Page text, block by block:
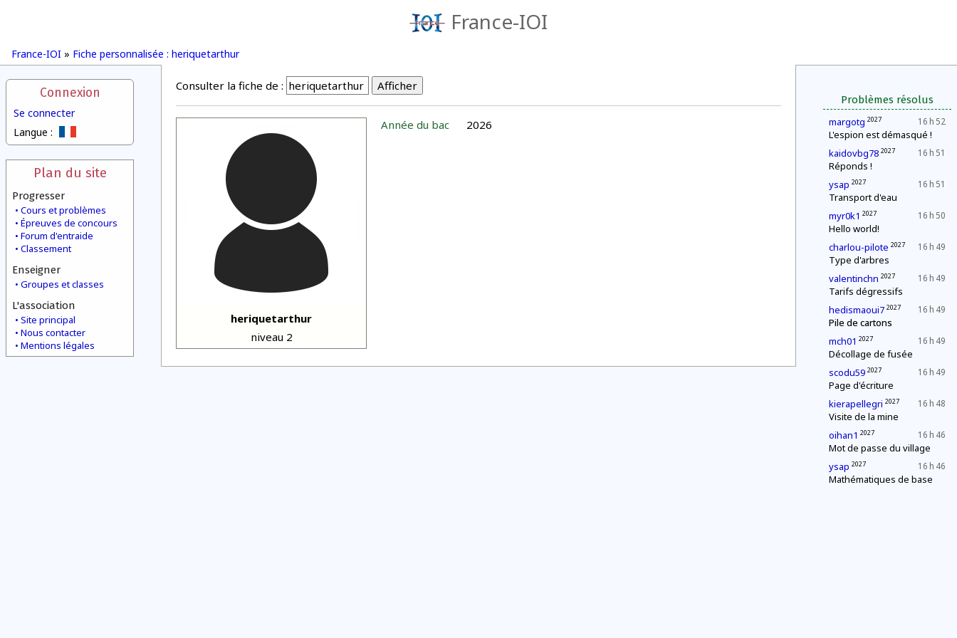
France-IOI
France-IOI » Fiche personnalisée : heriquetarthur
Connexion
Se connecter
Langue :
Plan du site
Progresser
Cours et problèmes
Épreuves de concours
Forum d'entraide
Classement
Enseigner
Groupes et classes
L'association
Site principal
Nous contacter
Mentions légales
Problèmes résolus
16 h 52
margotg 2027
L'espion est démasqué !
16 h 51
kaidovbg78 2027
Réponds !
16 h 51
ysap 2027
Transport d'eau
16 h 50
myr0k1 2027
Hello world!
16 h 49
charlou-pilote 2027
Type d'arbres
16 h 49
valentinchn 2027
Tarifs dégressifs
16 h 49
hedismaoui7 2027
Pile de cartons
16 h 49
mch01 2027
Décollage de fusée
16 h 49
scodu59 2027
Page d'écriture
16 h 48
kierapellegri 2027
Visite de la mine
16 h 46
oihan1 2027
Mot de passe du village
16 h 46
ysap 2027
Mathématiques de base
Consulter la fiche de :
heriquetarthur
niveau 2
Année du bac 2026